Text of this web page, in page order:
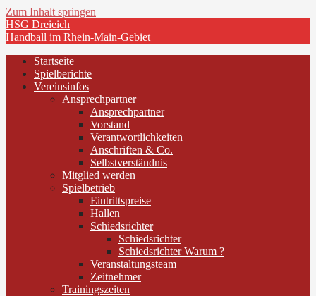
Zum Inhalt springen
HSG Dreieich
Handball im Rhein-Main-Gebiet
Startseite
Spielberichte
Vereinsinfos
Ansprechpartner
Ansprechpartner
Vorstand
Verantwortlichkeiten
Anschriften & Co.
Selbstverständnis
Mitglied werden
Spielbetrieb
Eintrittspreise
Hallen
Schiedsrichter
Schiedsrichter
Schiedsrichter Warum ?
Veranstaltungsteam
Zeitnehmer
Trainingszeiten